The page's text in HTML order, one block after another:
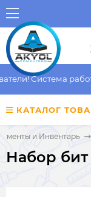
Система
КАТАЛОГ
и Инвентарь
Набор бит